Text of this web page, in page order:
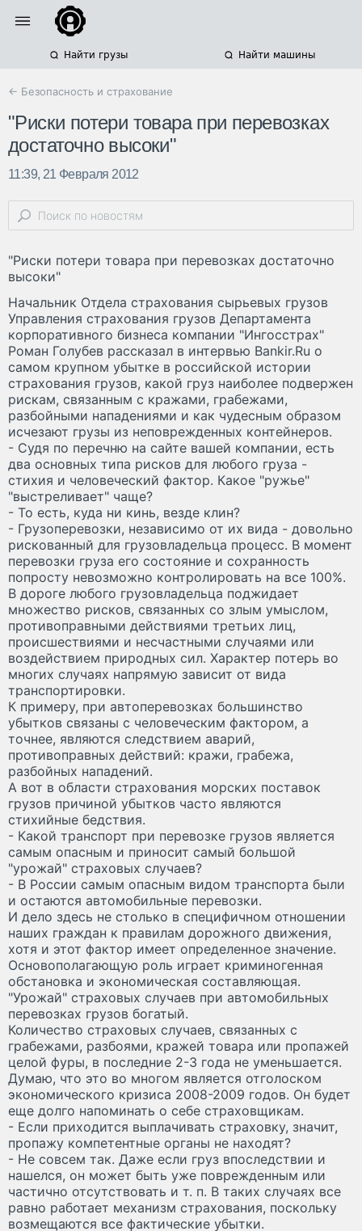
Найти грузы Найти машины
← Безопасность и страхование
"Риски потери товара при перевозках
достаточно высоки"
11:39, 21 Февраля 2012
"Риски потери товара при перевозках достаточно
высоки"
Начальник Отдела страхования сырьевых грузов
Управления страхования грузов Департамента
корпоративного бизнеса компании "Ингосстрах"
Роман Голубев рассказал в интервью Bankir.Ru о
самом крупном убытке в российской истории
страхования грузов, какой груз наиболее подвержен
рискам, связанным с кражами, грабежами,
разбойными нападениями и как чудесным образом
исчезают грузы из неповрежденных контейнеров.
- Судя по перечню на сайте вашей компании, есть
два основных типа рисков для любого груза -
стихия и человеческий фактор. Какое "ружье"
"выстреливает" чаще?
- То есть, куда ни кинь, везде клин?
- Грузоперевозки, независимо от их вида - довольно
рискованный для грузовладельца процесс. В момент
перевозки груза его состояние и сохранность
попросту невозможно контролировать на все 100%.
В дороге любого грузовладельца поджидает
множество рисков, связанных со злым умыслом,
противоправными действиями третьих лиц,
происшествиями и несчастными случаями или
воздействием природных сил. Характер потерь во
многих случаях напрямую зависит от вида
транспортировки.
К примеру, при автоперевозках большинство
убытков связаны с человеческим фактором, а
точнее, являются следствием аварий,
противоправных действий: кражи, грабежа,
разбойных нападений.
А вот в области страхования морских поставок
грузов причиной убытков часто являются
стихийные бедствия.
- Какой транспорт при перевозке грузов является
самым опасным и приносит самый большой
"урожай" страховых случаев?
- В России самым опасным видом транспорта были
и остаются автомобильные перевозки.
И дело здесь не столько в специфичном отношении
наших граждан к правилам дорожного движения,
хотя и этот фактор имеет определенное значение.
Основополагающую роль играет криминогенная
обстановка и экономическая составляющая.
"Урожай" страховых случаев при автомобильных
перевозках грузов богатый.
Количество страховых случаев, связанных с
грабежами, разбоями, кражей товара или пропажей
целой фуры, в последние 2-3 года не уменьшается.
Думаю, что это во многом является отголоском
экономического кризиса 2008-2009 годов. Он будет
еще долго напоминать о себе страховщикам.
- Если приходится выплачивать страховку, значит,
пропажу компетентные органы не находят?
- Не совсем так. Даже если груз впоследствии и
нашелся, он может быть уже поврежденным или
частично отсутствовать и т. п. В таких случаях все
равно работает механизм страхования, поскольку
возмещаются все фактические убытки.